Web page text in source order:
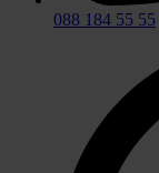
088 184 55 55